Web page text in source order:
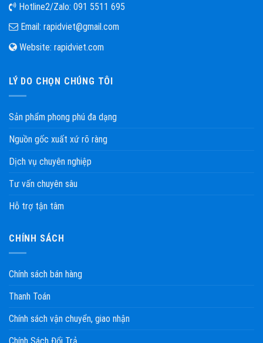
Hotline2/Zalo: 091 5511 695
Email: rapidviet@gmail.com
Website: rapidviet.com
LÝ DO CHỌN CHÚNG TÔI
Sản phẩm phong phú đa dạng
Nguồn gốc xuất xứ rõ ràng
Dịch vụ chuyên nghiệp
Tư vấn chuyên sâu
Hỗ trợ tận tâm
CHÍNH SÁCH
Chính sách bán hàng
Thanh Toán
Chính sách vận chuyển, giao nhận
Chính Sách Đổi Trả